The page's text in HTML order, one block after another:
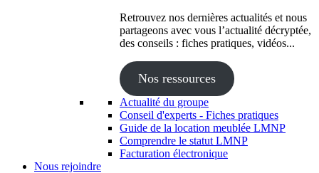
Retrouvez nos dernières actualités et nous
partageons avec vous l’actualité décryptée,
des conseils : fiches pratiques, vidéos...
Nos ressources
Actualité du groupe
Conseil d'experts - Fiches pratiques
Guide de la location meublée LMNP
Comprendre le statut LMNP
Facturation électronique
Nous rejoindre